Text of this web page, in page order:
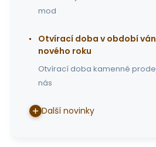
mod
Otvírací doba v období
nového roku
Otvírací doba kamenné
nás
Další novinky